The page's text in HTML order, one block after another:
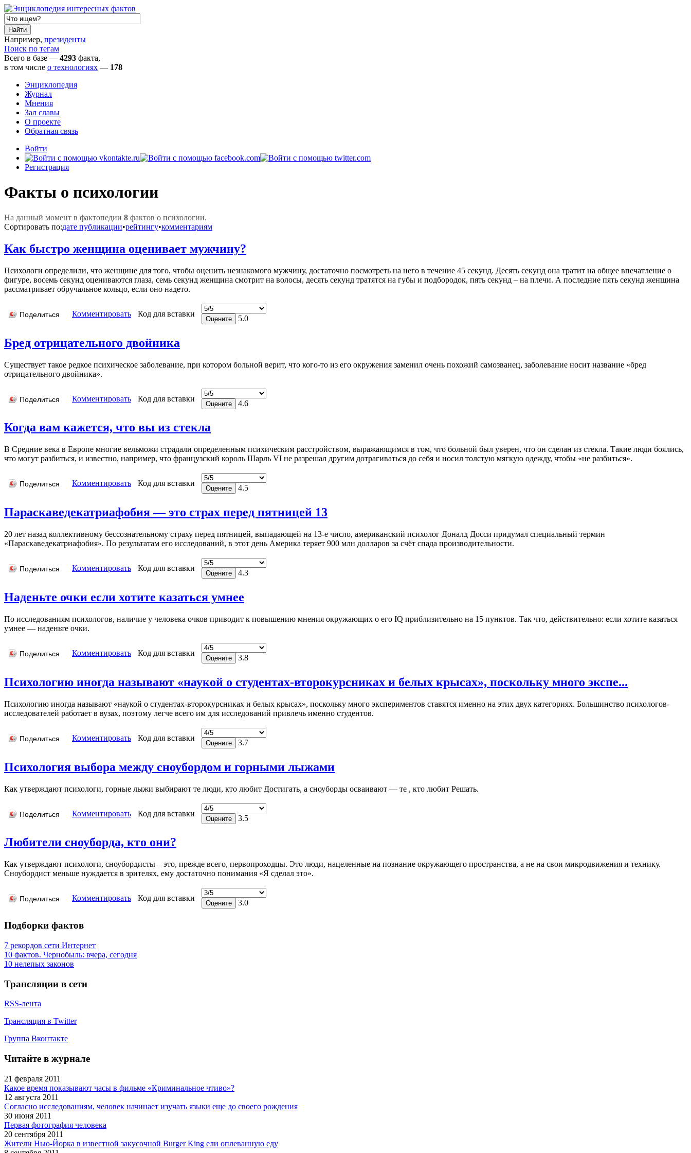
Например, президенты
Поиск по тегам
Всего в базе — 4293 факта,
в том числе о технологиях — 178
Энциклопедия
Журнал
Мнения
Зал славы
О проекте
Обратная связь
Войти
Регистрация
Факты о психологии
На данный момент в фактопедии 8 фактов о психологии.
Сортировать по:дате публикации•рейтингу•комментариям
Как быстро женщина оценивает мужчину?
Психологи определили, что женщине для того, чтобы оценить незнакомого мужчину, достаточно посмотреть на него в течение 45 секунд. Десять секунд она тратит на общее впечатление о
фигуре, восемь секунд оцениваются глаза, семь секунд женщина смотрит на волосы, десять секунд тратятся на губы и подбородок, пять секунд – на плечи. А последние пять секунд женщина
рассматривает обручальное кольцо, если оно надето.
Поделиться Комментировать Код для вставки
5.0
Бред отрицательного двойника
Существует такое редкое психическое заболевание, при котором больной верит, что кого-то из его окружения заменил очень похожий самозванец, заболевание носит название «бред
отрицательного двойника».
Поделиться Комментировать Код для вставки
4.6
Когда вам кажется, что вы из стекла
В Средние века в Европе многие вельможи страдали определенным психическим расстройством, выражающимся в том, что больной был уверен, что он сделан из стекла. Такие люди боялись,
что могут разбиться, и известно, например, что французский король Шарль VI не разрешал другим дотрагиваться до себя и носил толстую мягкую одежду, чтобы «не разбиться».
Поделиться Комментировать Код для вставки
4.5
Параскаведекатриафобия — это страх перед пятницей 13
20 лет назад коллективному бессознательному страху перед пятницей, выпадающей на 13-е число, американский психолог Доналд Досси придумал специальный термин
«Параскаведекатриафобия». По результатам его исследований, в этот день Америка теряет 900 млн долларов за счёт спада производительности.
Поделиться Комментировать Код для вставки
4.3
Наденьте очки если хотите казаться умнее
По исследованиям психологов, наличие у человека очков приводит к повышению мнения окружающих о его IQ приблизительно на 15 пунктов. Так что, действительно: если хотите казаться
умнее — наденьте очки.
Поделиться Комментировать Код для вставки
3.8
Психологию иногда называют «наукой о студентах-второкурсниках и белых крысах», поскольку много экспе...
Психологию иногда называют «наукой о студентах-второкурсниках и белых крысах», поскольку много экспериментов ставятся именно на этих двух категориях. Большинство психологов-
исследователей работает в вузах, поэтому легче всего им для исследований привлечь именно студентов.
Поделиться Комментировать Код для вставки
3.7
Психология выбора между сноубордом и горными лыжами
Как утверждают психологи, горные лыжи выбирают те люди, кто любит Достигать, а сноуборды осваивают — те , кто любит Решать.
Поделиться Комментировать Код для вставки
3.5
Любители сноуборда, кто они?
Как утверждают психологи, сноубордисты – это, прежде всего, первопроходцы. Это люди, нацеленные на познание окружающего пространства, а не на свои микродвижения и технику.
Сноубордист меньше нуждается в зрителях, ему достаточно понимания «Я сделал это».
Поделиться Комментировать Код для вставки
3.0
Подборки фактов
7 рекордов сети Интернет
10 фактов. Чернобыль: вчера, сегодня
10 нелепых законов
Трансляции в сети
RSS-лента
Трансляция в Twitter
Группа Вконтакте
Читайте в журнале
21 февраля 2011
Какое время показывают часы в фильме «Криминальное чтиво»?
12 августа 2011
Согласно исследованиям, человек начинает изучать языки еще до своего рождения
30 июня 2011
Первая фотография человека
20 сентября 2011
Жители Нью-Йорка в известной закусочной Burger King ели оплеванную еду